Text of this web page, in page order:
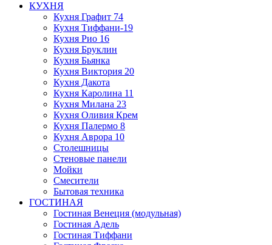
КУХНЯ
Кухня Графит 74
Кухня Тиффани-19
Кухня Рио 16
Кухня Бруклин
Кухня Бьянка
Кухня Виктория 20
Кухня Дакота
Кухня Каролина 11
Кухня Милана 23
Кухня Оливия Крем
Кухня Палермо 8
Кухня Аврора 10
Столешницы
Стеновые панели
Мойки
Смесители
Бытовая техника
ГОСТИНАЯ
Гостиная Венеция (модульная)
Гостиная Адель
Гостиная Тиффани